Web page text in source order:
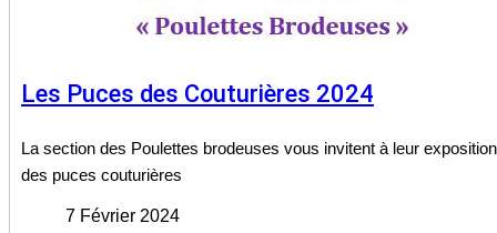
Les Puces des Couturières 2024
La section des Poulettes brodeuses vous invitent à leur exposition
des puces couturières
7 Février 2024